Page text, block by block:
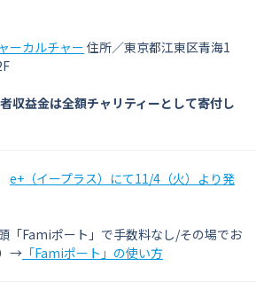
ーカルチャー 住所／東京都江東区青海1
収益金は全額チャリティーとして寄付し
e+（イープラス）にて11/4（火）より発
「Famiポート」で手数料なし/その場でお
→ 「Famiポート」の使い方